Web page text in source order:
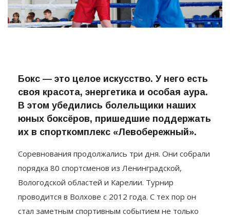
Бокс — это целое искусство. У него есть
своя красота, энергетика и особая аура.
В этом убедились болельщики наших
юных боксёров, пришедшие поддержать
их в спорткомплекс «Левобережный».
Соревнования продолжались три дня. Они собрали
порядка 80 спортсменов из Ленинградской,
Вологодской областей и Карелии. Турнир
проводится в Волхове с 2012 года. С тех пор он
стал заметным спортивным событием не только